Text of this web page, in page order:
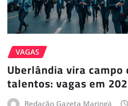
VAGAS
Uberlândia vira
talentos: vagas em
Redação Gazeta Maringá